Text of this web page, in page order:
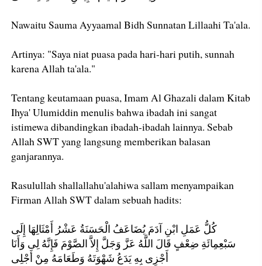
Nawaitu Sauma Ayyaamal Bidh Sunnatan Lillaahi Ta'ala.
Artinya: "Saya niat puasa pada hari-hari putih, sunnah
karena Allah ta'ala."
Tentang keutamaan puasa, Imam Al Ghazali dalam Kitab
Ihya' Ulumiddin menulis bahwa ibadah ini sangat
istimewa dibandingkan ibadah-ibadah lainnya. Sebab
Allah SWT yang langsung memberikan balasan
ganjarannya.
Rasulullah shallallahu'alahiwa sallam menyampaikan
Firman Allah SWT dalam sebuah hadits:
كُلُّ عَمَلِ ابْنِ آدَمَ يُضَاعَفُ الْحَسَنَةُ عَشْرُ أَمْثَالِهَا إِلَى
سَبْعِمِائَةِ ضِعْفٍ قَالَ اللَّهُ عَزَّ وَجَلَّ إِلاَّ الصَّوْمَ فَإِنَّهُ لِى وَأَنَا
أَجْزِى بِهِ يَدَعُ شَهْوَتَهُ وَطَعَامَهُ مِنْ أَجْلِى